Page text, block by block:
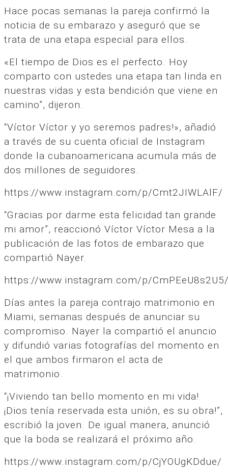
Hace pocas semanas la pareja confirmó la
noticia de su embarazo y aseguró que se
trata de una etapa especial para ellos.
«El tiempo de Dios es el perfecto. Hoy
comparto con ustedes una etapa tan linda en
nuestras vidas y esta bendición que viene en
camino”, dijeron.
“Víctor Víctor y yo seremos padres!», añadió
a través de su cuenta oficial de Instagram
donde la cubanoamericana acumula más de
dos millones de seguidores.
https://www.instagram.com/p/Cmt2JIWLAlF/
“Gracias por darme esta felicidad tan grande
mi amor”, reaccionó Víctor Víctor Mesa a la
publicación de las fotos de embarazo que
compartió Nayer.
https://www.instagram.com/p/
Días antes la pareja contrajo matrimonio en
Miami, semanas después de anunciar su
compromiso. Nayer la compartió el anuncio
y difundió varias fotografías del momento en
el que ambos firmaron el acta de
matrimonio.
“¡Viviendo tan bello momento en mi vida!
¡Dios tenía reservada esta unión, es su obra!”,
escribió la joven. De igual manera, anunció
que la boda se realizará el próximo año.
https://www.instagram.com/p/CjYOUgKDdue/